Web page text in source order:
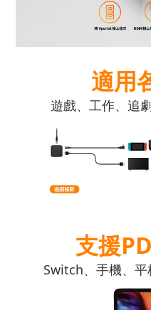
適用
遊戲、工作、追
支援
Switch、手機、平